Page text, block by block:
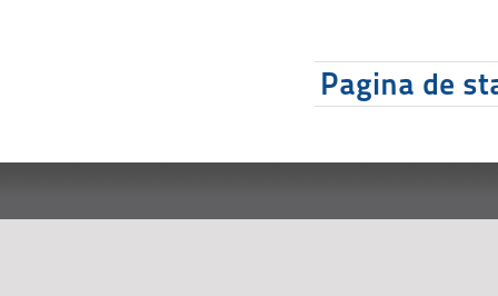
Pagina de